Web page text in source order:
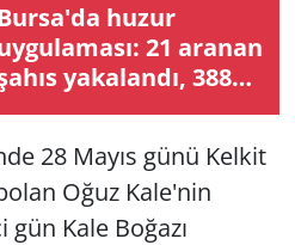
huzur
21 aranan
yakalandı, 388
TL ceza kesildi
28 Mayıs günü Kelkit
Oğuz Kale'nin
gün Kale Boğazı